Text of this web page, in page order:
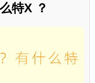
特X ？